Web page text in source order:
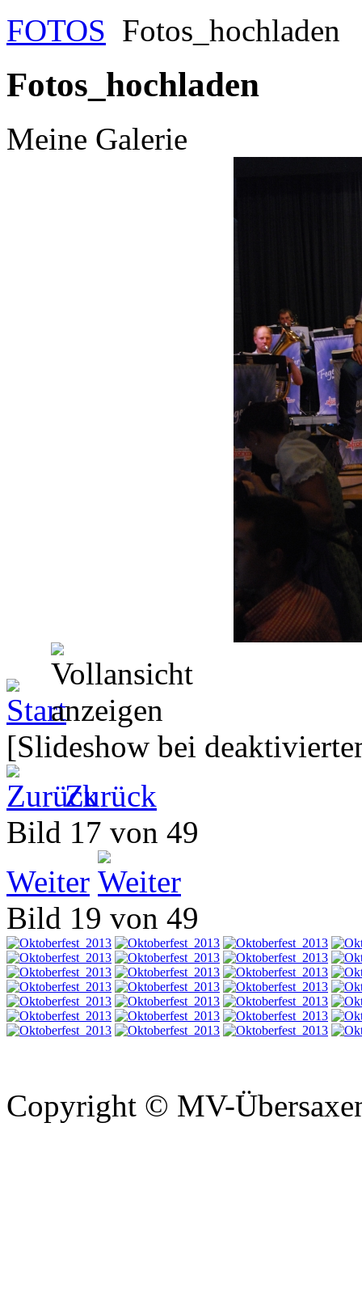
FOTOS Fotos_hochladen
Fotos_hochladen
Meine Galerie
[Slideshow bei
Zurück
Bild 17 von 49
Weiter
Bild 19 von 49
Copyright © MV-